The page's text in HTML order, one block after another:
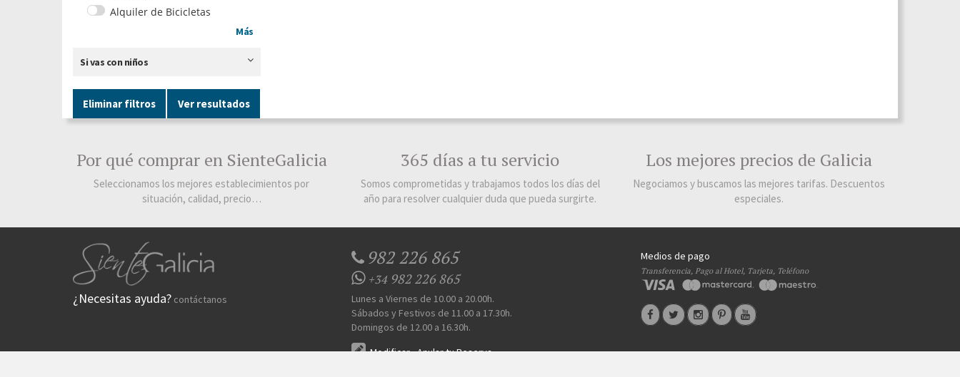
Alquiler de Bicicletas
Más
Si vas con niños
Eliminar filtros Ver resultados
Por qué comprar en SienteGalicia
Seleccionamos los mejores establecimientos por
situación, calidad, precio…
365 días a tu servicio
Somos comprometidas y trabajamos todos los días del
año para resolver cualquier duda que pueda surgirte.
Los mejores precios de Galicia
Negociamos y buscamos las mejores tarifas. Descuentos
especiales.
¿Necesitas ayuda? contáctanos
982 226 865
+34982 226 865
Lunes a Viernes de 10.00 a 20.00h.
Sábados y Festivos de 11.00 a 17.30h.
Domingos de 12.00 a 16.30h.
Modificar-Anular tu Reserva
Medios de pago
Transferencia, Pago al Hotel, Tarjeta, Teléfono